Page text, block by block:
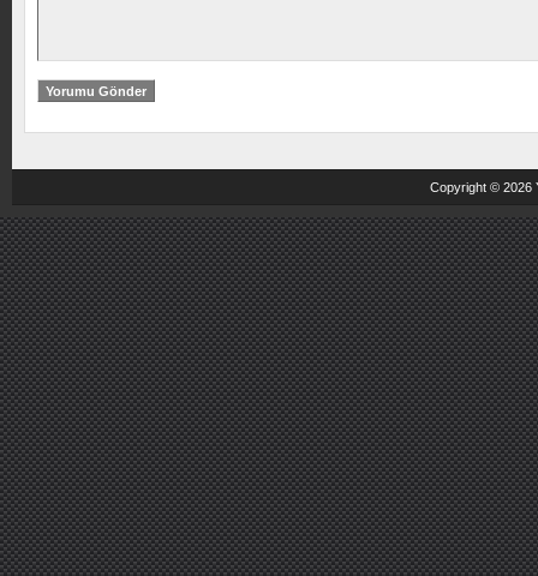
Copyright © 2026